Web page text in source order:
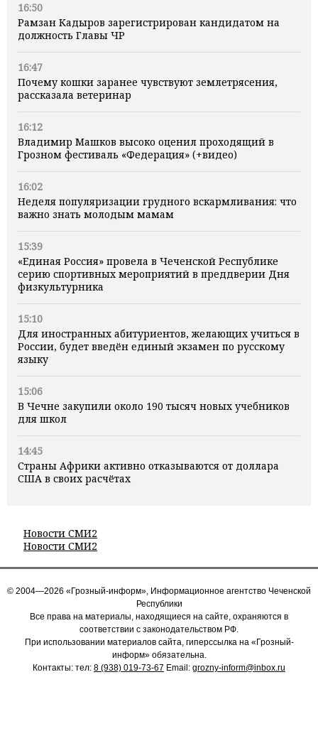
16:50
Рамзан Кадыров зарегистрирован кандидатом на
должность Главы ЧР
16:47
Почему кошки заранее чувствуют землетрясения,
рассказала ветеринар
16:12
Владимир Машков высоко оценил проходящий в
Грозном фестиваль «Федерация» (+видео)
16:02
Неделя популяризации грудного вскармливания: что
важно знать молодым мамам
15:39
«Единая Россия» провела в Чеченской Республике
серию спортивных мероприятий в преддверии Дня
физкультурника
15:10
Для иностранных абитуриентов, желающих учиться в
России, будет введён единый экзамен по русскому
языку
15:06
В Чечне закупили около 190 тысяч новых учебников
для школ
14:45
Страны Африки активно отказываются от доллара
США в своих расчётах
Новости СМИ2
Новости СМИ2
© 2004—2026 «Грозный-информ», Информационное агентство Чеченской
Республики
Все права на материалы, находящиеся на сайте, охраняются в
соответствии с законодательством РФ.
При использовании материалов сайта, гиперссылка на «Грозный-
информ» обязательна.
Контакты: тел: 8 (938) 019-73-67 Email: grozny-inform@inbox.ru